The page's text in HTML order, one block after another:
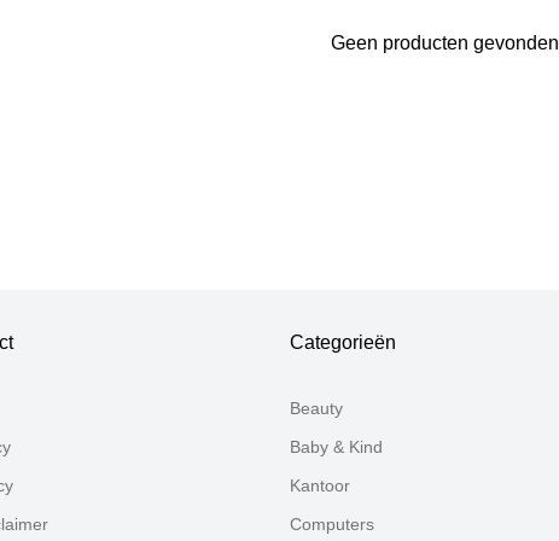
Geen producten gevonden
Categorieën
Beauty
Baby & Kind
Kantoor
Computers